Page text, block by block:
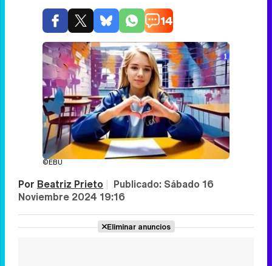
14
©EBU
Por Beatriz Prieto | Publicado: Sábado 16
Noviembre 2024 19:16
Eliminar anuncios